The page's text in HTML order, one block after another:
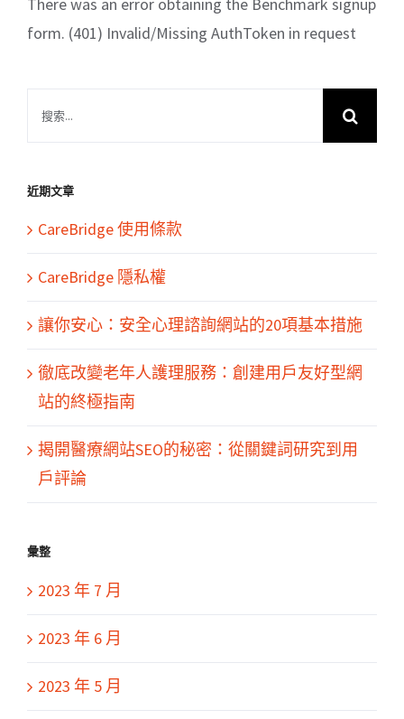
There was an error obtaining the Benchmark signup
form. (401) Invalid/Missing AuthToken in request
果：
近期文章
CareBridge 使用條款
CareBridge 隱私權
讓你安心：安全心理諮詢網站的20項基本措施
徹底改變老年人護理服務：創建用戶友好型網
站的終極指南
揭開醫療網站SEO的秘密：從關鍵詞研究到用
戶評論
彙整
2023 年 7 月
2023 年 6 月
2023 年 5 月